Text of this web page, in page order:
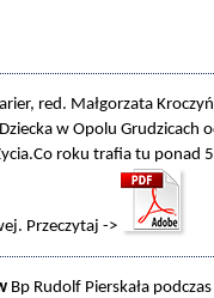
red. Małgorzata
w Opolu Grudzicach
roku trafia tu ponad
Przeczytaj ->
Bp Rudolf Pierskała